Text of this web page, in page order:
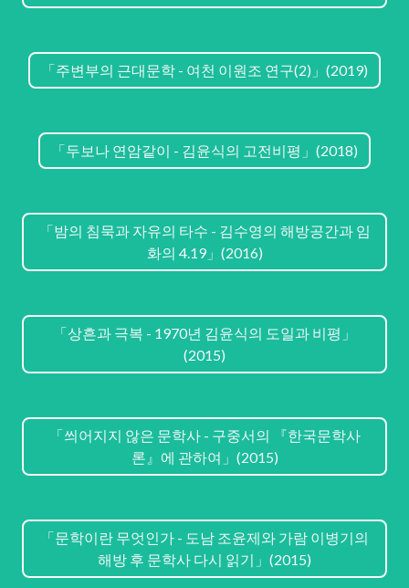
「주변부의 근대문학 - 여천 이원조 연구(2)」(2019)
「두보나 연암같이 - 김윤식의 고전비평」(2018)
「밤의 침묵과 자유의 타수 - 김수영의 해방공간과 임
화의 4.19」(2016)
「상흔과 극복 - 1970년 김윤식의 도일과 비평」
(2015)
「씌어지지 않은 문학사 - 구중서의 『한국문학사
론』에 관하여」(2015)
「문학이란 무엇인가 - 도남 조윤제와 가람 이병기의
해방 후 문학사 다시 읽기」(2015)